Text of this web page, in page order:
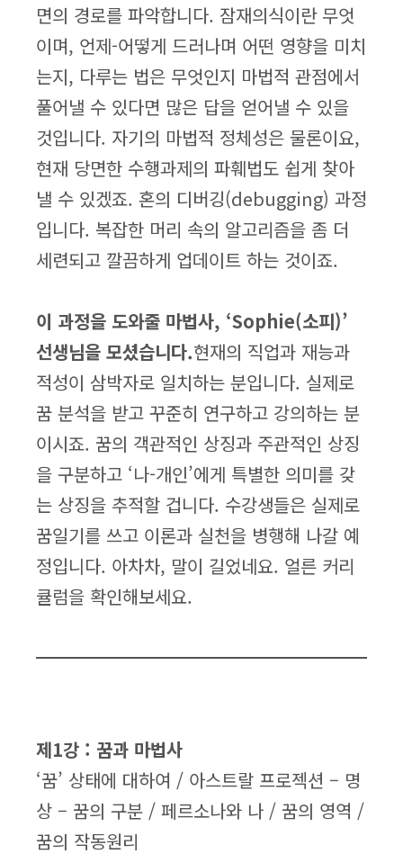
면의 경로를 파악합니다. 잠재의식이란 무엇
이며, 언제-어떻게 드러나며 어떤 영향을 미치
는지, 다루는 법은 무엇인지 마법적 관점에서
풀어낼 수 있다면 많은 답을 얻어낼 수 있을
것입니다. 자기의 마법적 정체성은 물론이요,
현재 당면한 수행과제의 파훼법도 쉽게 찾아
낼 수 있겠죠. 혼의 디버깅(debugging) 과정
입니다. 복잡한 머리 속의 알고리즘을 좀 더
세련되고 깔끔하게 업데이트 하는 것이죠.
이 과정을 도와줄 마법사, ‘Sophie(소피)’
선생님을 모셨습니다.현재의 직업과 재능과
적성이 삼박자로 일치하는 분입니다. 실제로
꿈 분석을 받고 꾸준히 연구하고 강의하는 분
이시죠. 꿈의 객관적인 상징과 주관적인 상징
을 구분하고 ‘나-개인’에게 특별한 의미를 갖
는 상징을 추적할 겁니다. 수강생들은 실제로
꿈일기를 쓰고 이론과 실천을 병행해 나갈 예
정입니다. 아차차, 말이 길었네요. 얼른 커리
큘럼을 확인해보세요.
제1강 : 꿈과 마법사
‘꿈’ 상태에 대하여 / 아스트랄 프로젝션 – 명
상 – 꿈의 구분 / 페르소나와 나 / 꿈의 영역 /
꿈의 작동원리